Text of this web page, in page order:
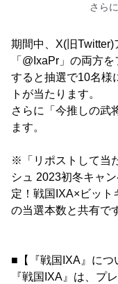
さら
期間中、X(旧
「@IxaPr」の両方
すると抽選で10名様
トが当たります。
さらに「今推しの武
ます。
※「リポストして当
シュ 2023初冬キャ
定！戦国IXA×ビット
の当選本数と共有で
■【『戦国IXA』につ
『戦国IXA』は、プ